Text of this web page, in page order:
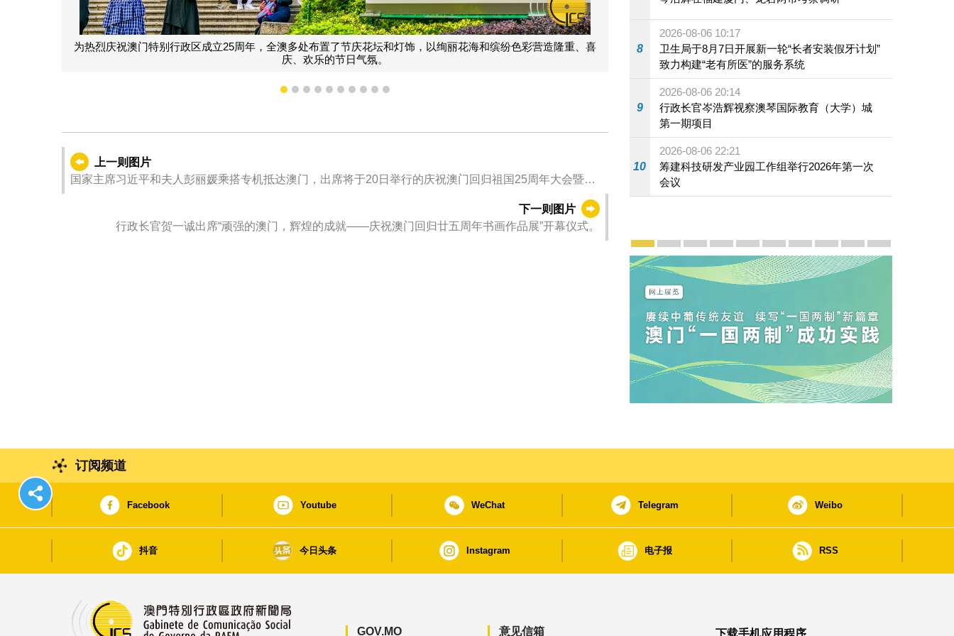
多处布置了节庆花坛和灯饰，以绚丽花海和缤纷色彩营造隆重、喜
议事亭前地以大片花卉及“25”字样布置了灯光隧道，五星红旗和澳门特区区旗高高飘扬，耀眼夺目。
1 2 3 4 5 6 7 8 9 10
上一则图片
国家主席习近平和夫人彭丽媛乘搭专机抵达澳门，出席将于20日举行的庆祝澳门回归祖国25周年大会暨澳
下一则图片
行政长官贺一诚出席“顽强的澳门，辉煌的成就——庆祝澳门回归廿五周年书画作品展”开幕仪式。
8
2026-08-06 10:17
卫生局于8月7日开展新一轮“长者安装假牙计划”
致力构建“老有所医”的服务系统
9
2026-08-06 20:14
行政长官岑浩辉视察澳琴国际教育（大学）城
第一期项目
10
2026-08-06 22:21
筹建科技研发产业园工作组举行2026年第一次
会议
宣传及推广
赓续中葡传统友谊 续写“一国两制”新篇章 — 澳门“一国
澳门名片集
行政长官岑浩辉11月18日发表2026年施政报
施政特写澳门特别行政区经济和社会发展第
横琴粤澳深度合作区专题网站
施政小讲堂
走进澳门澳门相簿2020
《澳门微视
订阅频道
Facebook Youtube WeChat Telegram Weibo
抖音 今日头条 Instagram 电子报 RSS
GOV.MO 意见信箱 下载手机应用程序